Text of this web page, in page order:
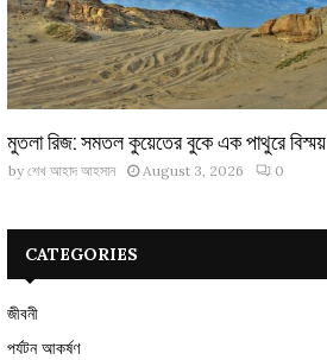
মুতলা রিজ: সমতল কুয়েতের বুকে এক পাথুরে বিস্ময়
by শেখ আহাদ আহসান August 3, 2026 0
CATEGORIES
জীবনী
পর্যটন আকর্ষণ